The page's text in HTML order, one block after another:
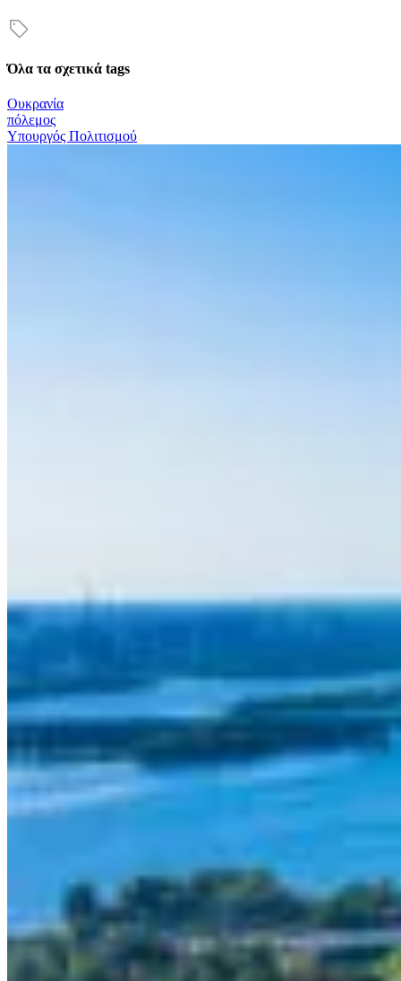
Όλα τα σχετικά tags
Ουκρανία
πόλεμος
Υπουργός Πολιτισμού